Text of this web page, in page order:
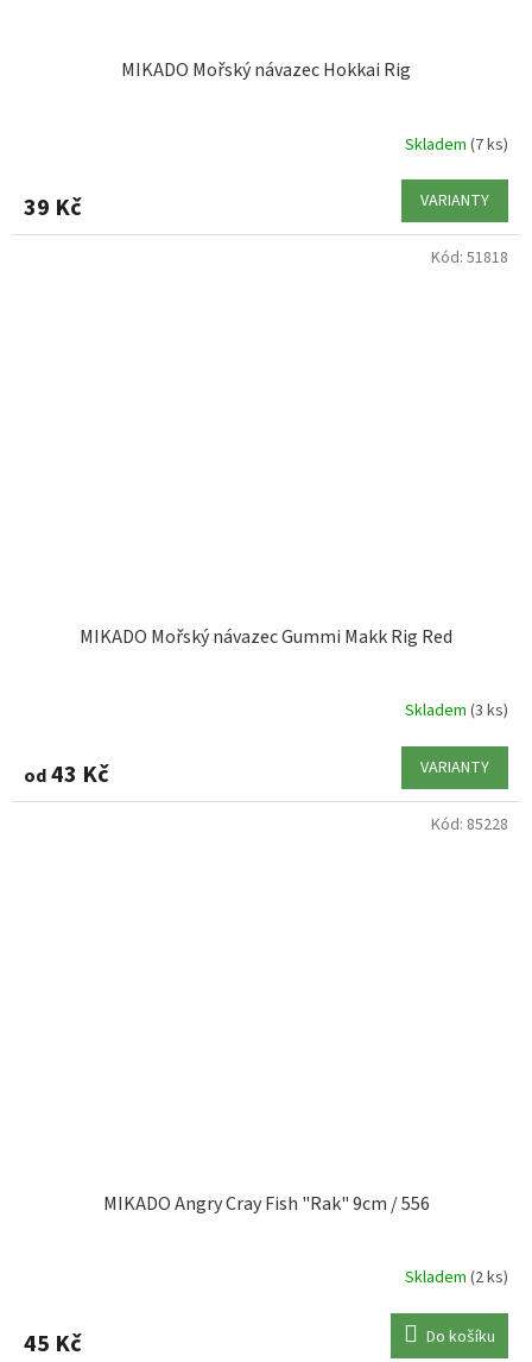
MIKADO Mořský návazec Hokkai Rig
Skladem (7 ks)
39 Kč VARIANTY
MIKADO Mořský návazec Gummi Makk Rig Red
Skladem (3 ks)
od43 Kč VARIANTY
Kód: 51818
MIKADO Angry Cray Fish "Rak" 9cm / 556
Skladem (2 ks)
45 Kč Do košíku
Kód: 85228